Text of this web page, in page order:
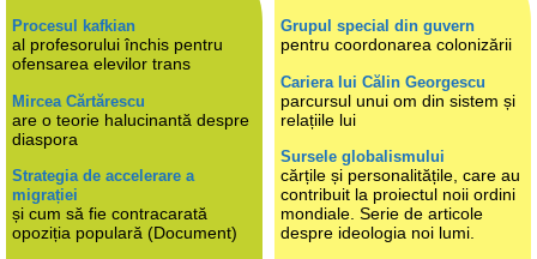
Procesul kafkian
al profesorului închis pentru
ofensarea elevilor trans
Mircea Cărtărescu
are o teorie halucinantă despre
diaspora
Strategia de accelerare a
migrației
și cum să fie contracarată
opoziția populară (Document)
Grupul special din guvern
pentru coordonarea colonizării
Cariera lui Călin Georgescu
parcursul unui om din sistem și
relațiile lui
Sursele globalismului
cărțile și personalitățile, care au
contribuit la proiectul noii ordini
mondiale. Serie de articole
despre ideologia noi lumi.